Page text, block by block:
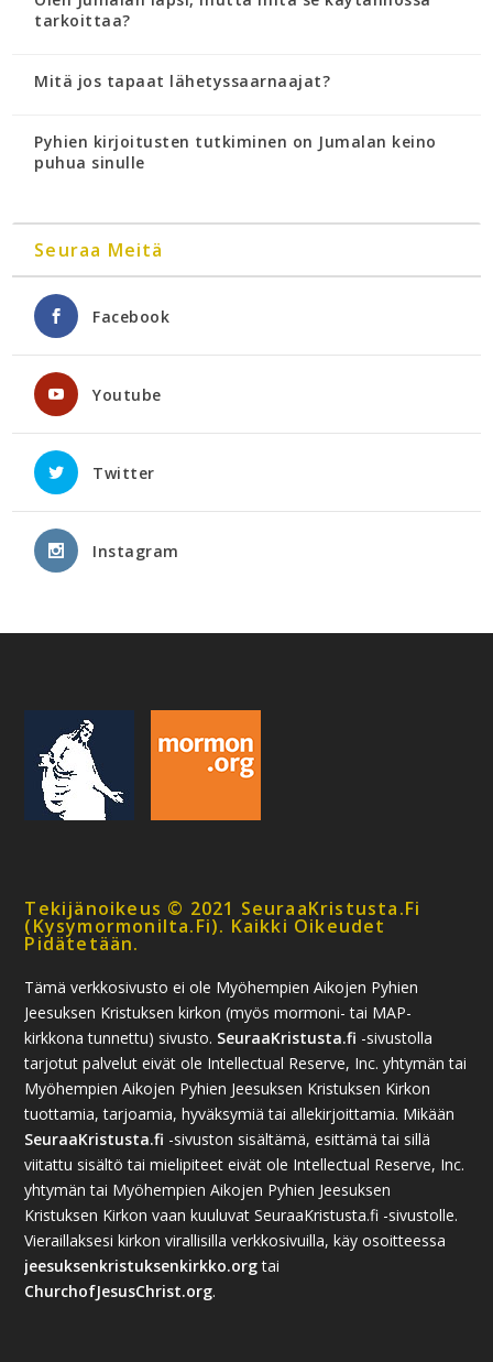
tarkoittaa?
Mitä jos tapaat lähetyssaarnaajat?
Pyhien kirjoitusten tutkiminen on Jumalan keino
puhua sinulle
Seuraa Meitä
Facebook
Youtube
Twitter
Instagram
Tekijänoikeus © 2021 SeuraaKristusta.fi
(kysymormonilta.fi). Kaikki Oikeudet
Pidätetään.
Tämä verkkosivusto ei ole Myöhempien Aikojen Pyhien
Jeesuksen Kristuksen kirkon (myös mormoni- tai MAP-
kirkkona tunnettu) sivusto. SeuraaKristusta.fi -sivustolla
tarjotut palvelut eivät ole Intellectual Reserve, Inc. yhtymän tai
Myöhempien Aikojen Pyhien Jeesuksen Kristuksen Kirkon
tuottamia, tarjoamia, hyväksymiä tai allekirjoittamia. Mikään
SeuraaKristusta.fi -sivuston sisältämä, esittämä tai sillä
viitattu sisältö tai mielipiteet eivät ole Intellectual Reserve, Inc.
yhtymän tai Myöhempien Aikojen Pyhien Jeesuksen
Kristuksen Kirkon vaan kuuluvat SeuraaKristusta.fi -sivustolle.
Vieraillaksesi kirkon virallisilla verkkosivuilla, käy osoitteessa
jeesuksenkristuksenkirkko.orgtai
ChurchofJesusChrist.org.